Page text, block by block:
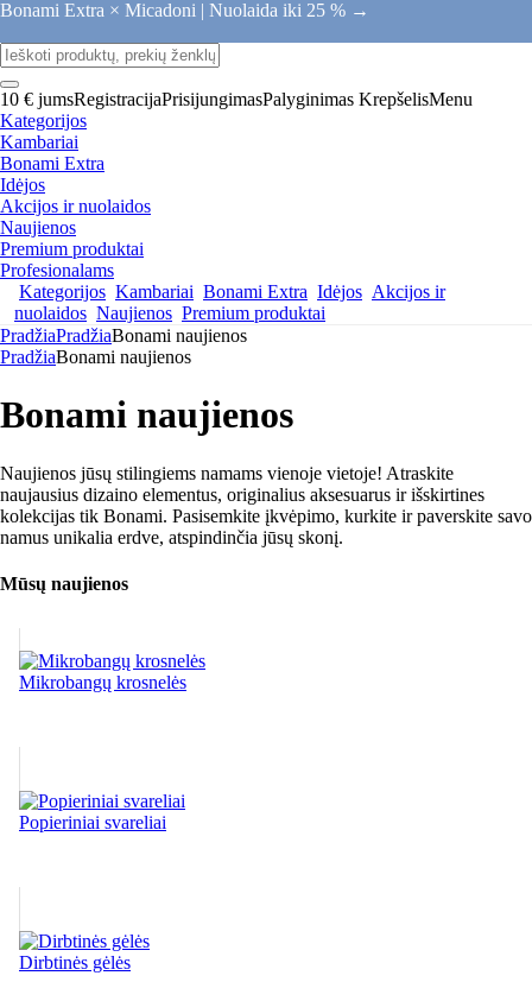
Bonami Extra × Micadoni | Nuolaida iki 25 % →
10 € jumsRegistracijaPrisijungimasPalyginimas KrepšelisMenu
Kategorijos
Kambariai
Bonami Extra
Idėjos
Akcijos ir nuolaidos
Naujienos
Premium produktai
Profesionalams
Kategorijos Kambariai Bonami Extra Idėjos Akcijos ir
nuolaidos Naujienos Premium produktai
PradžiaPradžiaBonami naujienos
PradžiaBonami naujienos
Bonami naujienos
Naujienos jūsų stilingiems namams vienoje vietoje! Atraskite
naujausius dizaino elementus, originalius aksesuarus ir išskirtines
kolekcijas tik Bonami. Pasisemkite įkvėpimo, kurkite ir paverskite savo
namus unikalia erdve, atspindinčia jūsų skonį.
Mūsų naujienos
Mikrobangų krosnelės
Popieriniai svareliai
Dirbtinės gėlės